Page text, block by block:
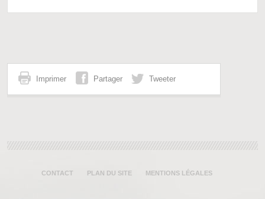
Imprimer Partager Tweeter
CONTACT PLAN DU SITE MENTIONS LÉGALES